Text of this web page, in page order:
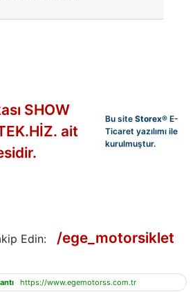
Bu siteStorex® E-
Ticaret yazılımı ile
kurulmuştur.
Edin: /ege_motorsiklet
https://www.egemotorss.com.tr